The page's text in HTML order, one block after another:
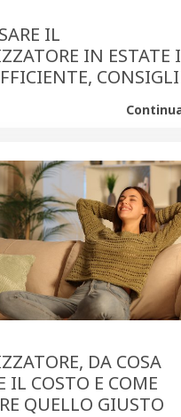
IL
IN ESTATE
CONSIGLI
DA COSA
IL COSTO E COME
QUELLO GIUSTO